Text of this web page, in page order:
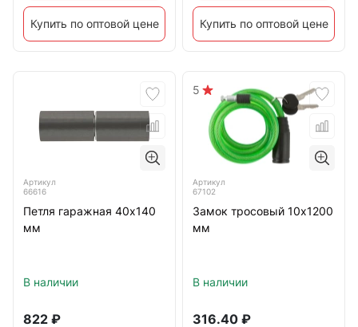
Купить по оптовой цене Купить по оптовой цене
Артикул
66616
Петля гаражная 40х140
мм
В наличии
822 ₽
5
Артикул
67102
Замок тросовый 10х1200
мм
В наличии
316.40 ₽